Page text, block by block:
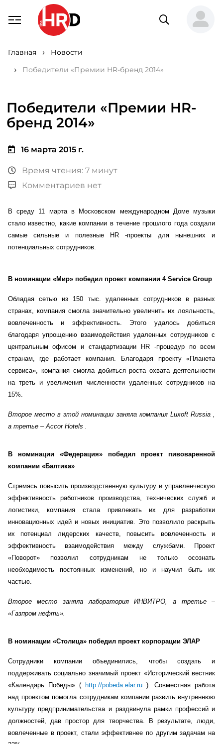
Главная
Новости
Победители «Премии HR-бренд 2014»
Победители «Премии HR-
бренд 2014»
16 марта 2015 г.
Время чтения: 7 минут
Комментариев нет
В среду 11 марта в Московском международном Доме музыки
стало известно, какие компании в течение прошлого года создали
самые сильные и полезные
HR-проекты для нынешних и
потенциальных сотрудников.
В номинации «Мир» победил проект компании 4 Service Group
Обладая сетью из 150 тыс. удаленных сотрудников в разных
странах, компания смогла значительно увеличить их лояльность,
вовлеченность и эффективность. Этого удалось добиться
благодаря упрощению взаимодействия удаленных сотрудников с
центральным офисом и стандартизации
HR -процедур по всем
странам, где работает компания. Благодаря проекту «Планета
сервиса», компания смогла добиться роста охвата деятельности
на треть и увеличения численности удаленных сотрудников на
15%.
Второе место в этой номинации заняла компания LuxoftRussia,
а третье –Accor Hotels .
В номинации «Федерация» победил проект пивоваренной
компании «Балтика»
Стремясь повысить производственную культуру и управленческую
эффективность работников производства, технических служб и
логистики, компания стала привлекать их для разработки
инновационных идей и новых инициатив. Это позволило раскрыть
их потенциал лидерских качеств, повысить вовлеченность и
эффективность взаимодействия между службами. Проект
«Поворот» позволил сотрудникам не только осознать
необходимость постоянных изменений, но и научил быть их
частью.
Второе место заняла лаборатория ИНВИТРО, а третье –
«Газпром нефть».
В номинации «Столица» победил проект корпорации ЭЛАР
Сотрудники компании объединились, чтобы создать и
поддерживать социально значимый проект «Исторический вестник
«Календарь Победы» (
http://pobeda.elar.ru). Совместная работа
над проектом помогла сотрудникам компании развить внутреннюю
культуру предпринимательства и раздвинула рамки профессий и
должностей, дав простор для творчества. В результате, люди,
вовлеченные в проект, стали эффективнее по другим задачам на